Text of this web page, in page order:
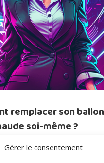
Gérer le consentement
remplacer son ballon
soi-même ?